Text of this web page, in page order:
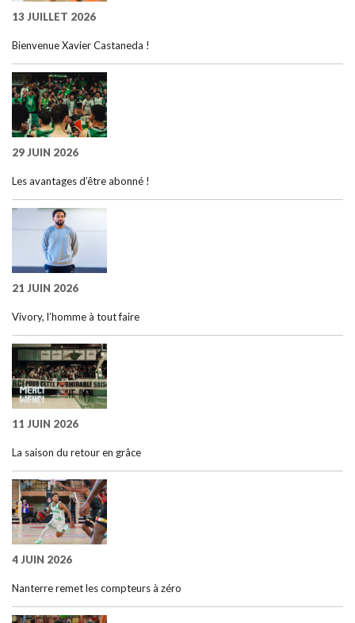
13 JUILLET 2026
Bienvenue Xavier Castaneda !
29 JUIN 2026
Les avantages d’être abonné !
21 JUIN 2026
Vivory, l’homme à tout faire
11 JUIN 2026
La saison du retour en grâce
4 JUIN 2026
Nanterre remet les compteurs à zéro